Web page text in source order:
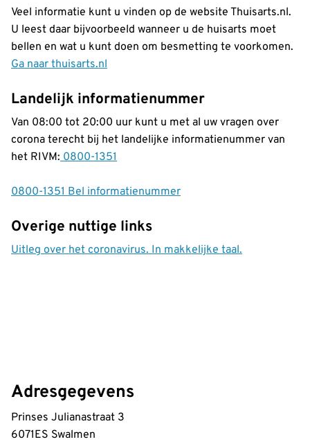
Veel informatie kunt u vinden op de website Thuisarts.nl.
U leest daar bijvoorbeeld wanneer u de huisarts moet
bellen en wat u kunt doen om besmetting te voorkomen.
Ga naar thuisarts.nl
Landelijk informatienummer
Van 08:00 tot 20:00 uur kunt u met al uw vragen over
corona terecht bij het landelijke informatienummer van
het RIVM: 0800-1351
0800-1351 Bel informatienummer
Overige nuttige links
Uitleg over het coronavirus. In makkelijke taal.
Adresgegevens
Prinses Julianastraat 3
6071ES Swalmen